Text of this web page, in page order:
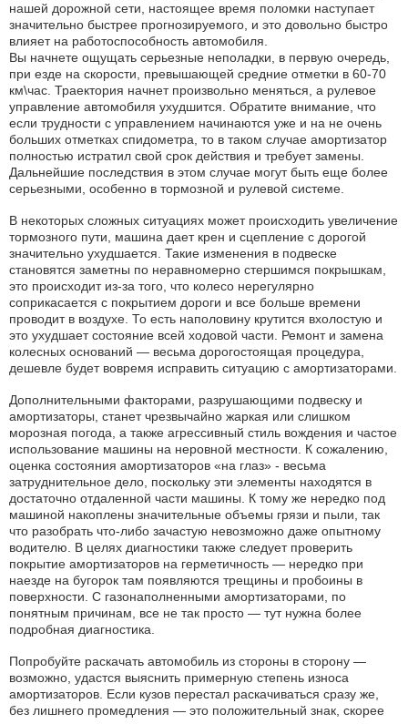
нашей дорожной сети, настоящее время поломки наступает
значительно быстрее прогнозируемого, и это довольно быстро
влияет на работоспособность автомобиля.
Вы начнете ощущать серьезные неполадки, в первую очередь,
при езде на скорости, превышающей средние отметки в 60-70
км\час. Траектория начнет произвольно меняться, а рулевое
управление автомобиля ухудшится. Обратите внимание, что
если трудности с управлением начинаются уже и на не очень
больших отметках спидометра, то в таком случае амортизатор
полностью истратил свой срок действия и требует замены.
Дальнейшие последствия в этом случае могут быть еще более
серьезными, особенно в тормозной и рулевой системе.
В некоторых сложных ситуациях может происходить увеличение
тормозного пути, машина дает крен и сцепление с дорогой
значительно ухудшается. Такие изменения в подвеске
становятся заметны по неравномерно стершимся покрышкам,
это происходит из-за того, что колесо нерегулярно
соприкасается с покрытием дороги и все больше времени
проводит в воздухе. То есть наполовину крутится вхолостую и
это ухудшает состояние всей ходовой части. Ремонт и замена
колесных оснований — весьма дорогостоящая процедура,
дешевле будет вовремя исправить ситуацию с амортизаторами.
Дополнительными факторами, разрушающими подвеску и
амортизаторы, станет чрезвычайно жаркая или слишком
морозная погода, а также агрессивный стиль вождения и частое
использование машины на неровной местности. К сожалению,
оценка состояния амортизаторов «на глаз» - весьма
затруднительное дело, поскольку эти элементы находятся в
достаточно отдаленной части машины. К тому же нередко под
машиной накоплены значительные объемы грязи и пыли, так
что разобрать что-либо зачастую невозможно даже опытному
водителю. В целях диагностики также следует проверить
покрытие амортизаторов на герметичность — нередко при
наезде на бугорок там появляются трещины и пробоины в
поверхности. С газонаполненными амортизаторами, по
понятным причинам, все не так просто — тут нужна более
подробная диагностика.
Попробуйте раскачать автомобиль из стороны в сторону —
возможно, удастся выяснить примерную степень износа
амортизаторов. Если кузов перестал раскачиваться сразу же,
без лишнего промедления — это положительный знак, скорее